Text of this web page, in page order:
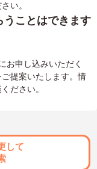
い。
うことはできます
お申し込みいただく
提案いたします。情
ださい。
して